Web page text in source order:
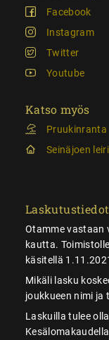
Facebook
Instagram
Twitter
Youtube
Katso myös
Pruukinranta
Seinäjoen
Laskutustiedot
Otamme vastaan
kautta.
käsitellä
Mikäli lasku
joukkueen nimi ja
Laskuilla tulee